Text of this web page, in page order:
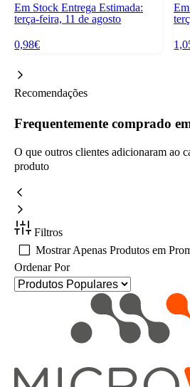
Em Stock Entrega Estimada:
terça-feira, 11 de agosto
0,98€
Recomendações
Frequentemente comprado
O que outros clientes adicionaram ao
produto
Filtros
Mostrar Apenas Produtos em
Ordenar Por